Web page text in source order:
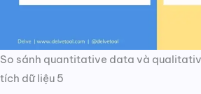
So sánh quantitative data và
tích dữ liệu 5